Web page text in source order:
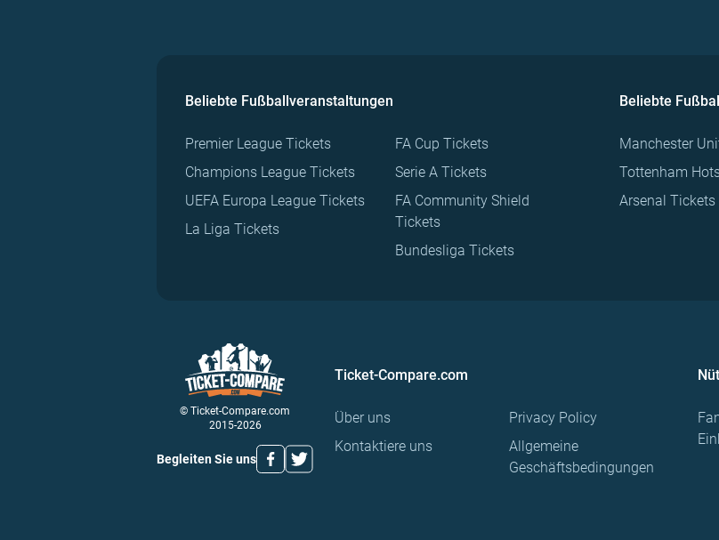
Beliebte Fußballveranstaltungen
Premier League Tickets
Champions League Tickets
UEFA Europa League Tickets
La Liga Tickets
FA Cup Tickets
Serie A Tickets
FA Community Shield
Tickets
Bundesliga Tickets
Beliebte
Manchester
Tottenham
Arsenal Tickets
© Ticket-Compare.com
2015-2026
Begleiten Sie uns
Ticket-Compare.com
Über uns
Kontaktiere uns
Privacy Policy
Allgemeine
Geschäftsbedingungen